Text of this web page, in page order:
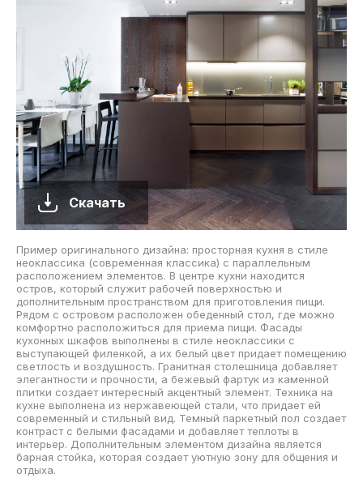
Скачать
Пример оригинального дизайна: просторная кухня в стиле
неоклассика (современная классика) с параллельным
расположением элементов. В центре кухни находится
остров, который служит рабочей поверхностью и
дополнительным пространством для приготовления пищи.
Рядом с островом расположен обеденный стол, где можно
комфортно расположиться для приема пищи. Фасады
кухонных шкафов выполнены в стиле неоклассики с
выступающей филенкой, а их белый цвет придает помещению
светлость и воздушность. Гранитная столешница добавляет
элегантности и прочности, а бежевый фартук из каменной
плитки создает интересный акцентный элемент. Техника на
кухне выполнена из нержавеющей стали, что придает ей
современный и стильный вид. Темный паркетный пол создает
контраст с белыми фасадами и добавляет теплоты в
интерьер. Дополнительным элементом дизайна является
барная стойка, которая создает уютную зону для общения и
отдыха.